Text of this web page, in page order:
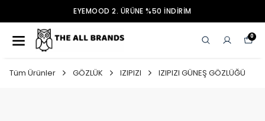
EYEMOOD 2. ÜRÜNE %50 İNDİRİM
0
Tüm Ürünler GÖZLÜK IZIPIZI IZIPIZI GÜNEŞ GÖZLÜĞÜ